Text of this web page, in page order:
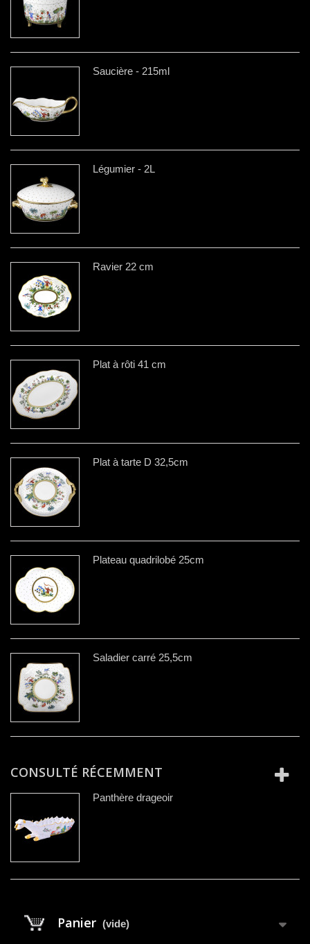
Saucière - 215ml
Légumier - 2L
Ravier 22 cm
Plat à rôti 41 cm
Plat à tarte D 32,5cm
Plateau quadrilobé 25cm
Saladier carré 25,5cm
CONSULTÉ RÉCEMMENT
Panthère drageoir
Panier (vide)